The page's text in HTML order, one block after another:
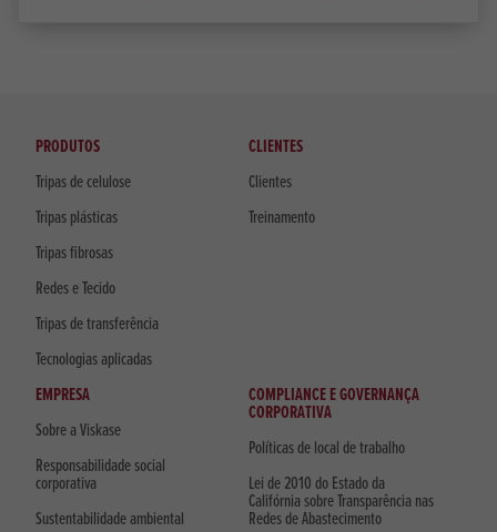
PRODUTOS
Tripas de celulose
Tripas plásticas
Tripas fibrosas
Redes e Tecido
Tripas de transferência
Tecnologias aplicadas
CLIENTES
Clientes
Treinamento
EMPRESA
Sobre a Viskase
Responsabilidade social
corporativa
Sustentabilidade ambiental
COMPLIANCE E GOVERNANÇA
CORPORATIVA
Políticas de local de trabalho
Lei de 2010 do Estado da
Califórnia sobre Transparência nas
Redes de Abastecimento